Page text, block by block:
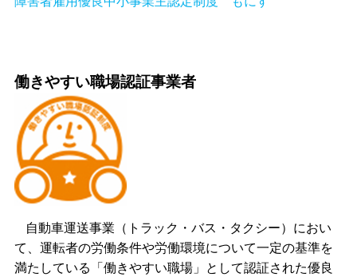
働きやすい職場認証事業者
自動車運送事業（トラック・バス・タクシー）におい
て、運転者の労働条件や労働環境について一定の基準を
満たしている「働きやすい職場」として認証された優良